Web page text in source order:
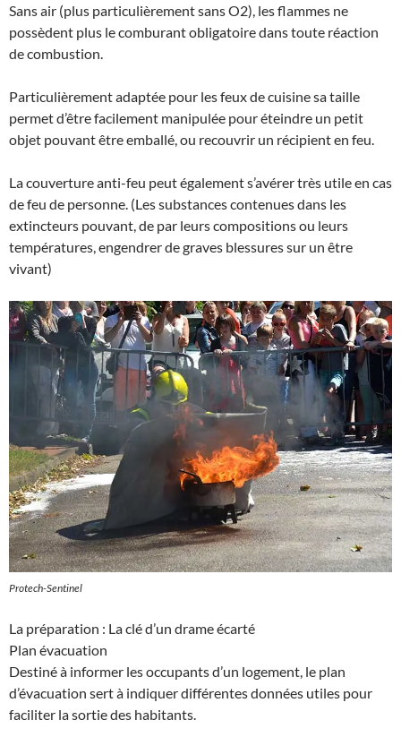
Sans air (plus particulièrement sans O2), les flammes ne
possèdent plus le comburant obligatoire dans toute réaction
de combustion.
Particulièrement adaptée pour les feux de cuisine sa taille
permet d’être facilement manipulée pour éteindre un petit
objet pouvant être emballé, ou recouvrir un récipient en feu.
La couverture anti-feu peut également s’avérer très utile en cas
de feu de personne. (Les substances contenues dans les
extincteurs pouvant, de par leurs compositions ou leurs
températures, engendrer de graves blessures sur un être
vivant)
Protech-Sentinel
La préparation : La clé d’un drame écarté
Plan évacuation
Destiné à informer les occupants d’un logement, le plan
d’évacuation sert à indiquer différentes données utiles pour
faciliter la sortie des habitants.